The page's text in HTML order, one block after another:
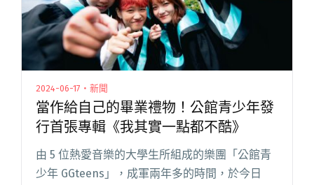
2024-06-17・新聞
當作給自己的畢業禮物！公館青少年發
行首張專輯《我其實一點都不酷》
由 5 位熱愛音樂的大學生所組成的樂團「公館青
少年 GGteens」，成軍兩年多的時間，於今日